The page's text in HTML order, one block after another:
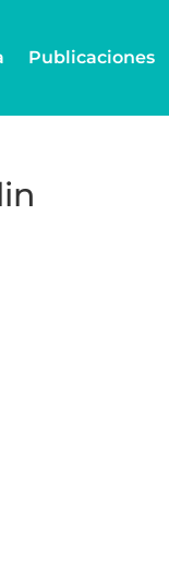
Publicaciones